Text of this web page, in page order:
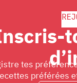
tes
préférées